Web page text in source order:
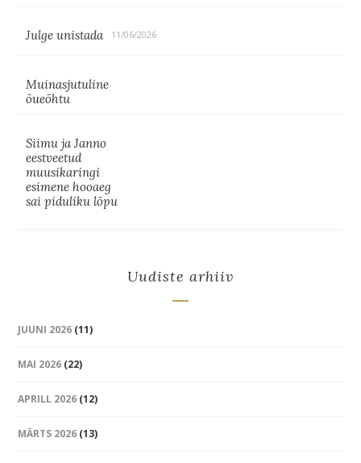
Julge unistada 11/06/2026
Muinasjutuline
õueõhtu
Siimu ja Janno
eestveetud
muusikaringi
esimene hooaeg
sai piduliku lõpu
Uudiste arhiiv
JUUNI 2026 (11)
MAI 2026 (22)
APRILL 2026 (12)
MÄRTS 2026 (13)